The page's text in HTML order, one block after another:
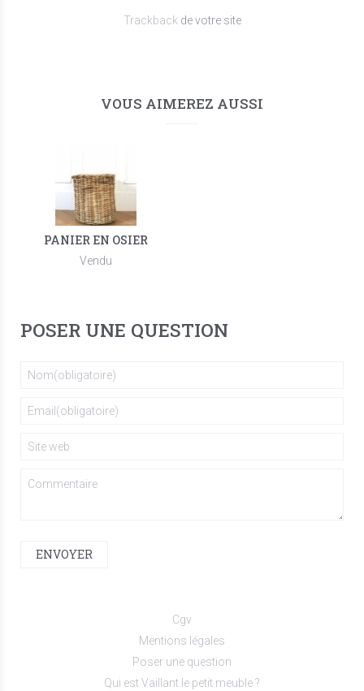
Trackback de votre site
VOUS AIMEREZ AUSSI
PANIER EN OSIER
Vendu
POSER UNE QUESTION
ENVOYER
Cgv
Mentions légales
Poser une question
Qui est Vaillant le petit meuble ?